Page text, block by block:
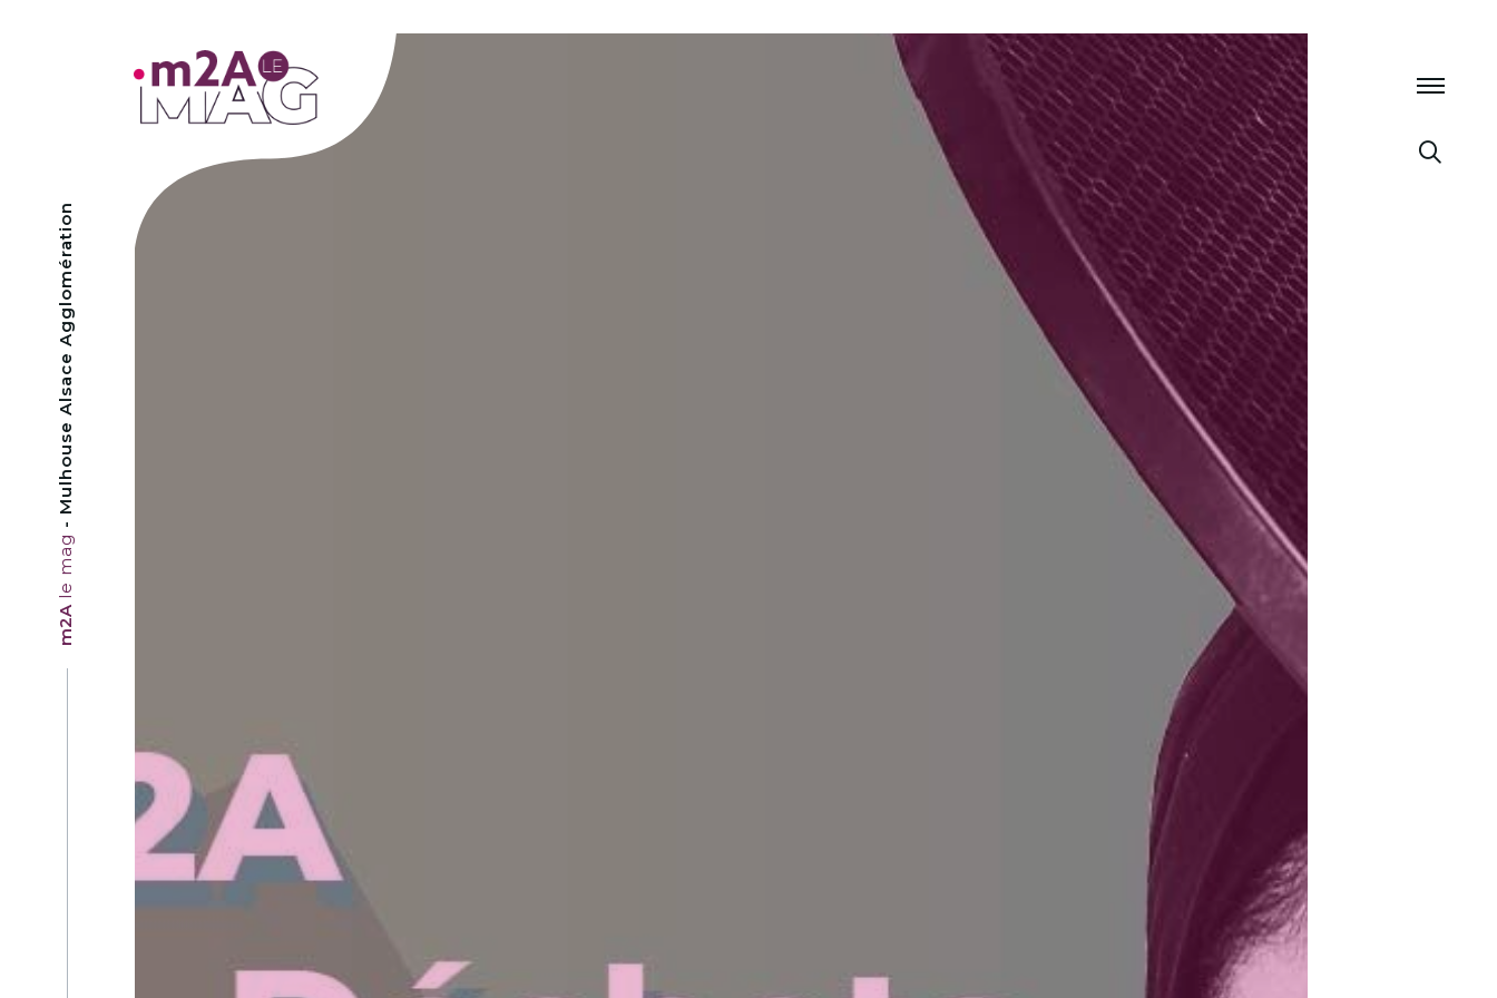
m2A
le mag
- Mulhouse Alsace Agglomération